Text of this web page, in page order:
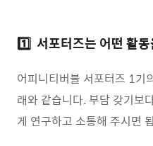
1️⃣ 서포터즈는 어떤 활
어피니티버블 서포터즈 1기
래와 같습니다. 부담 갖기보
게 연구하고 소통해 주시면